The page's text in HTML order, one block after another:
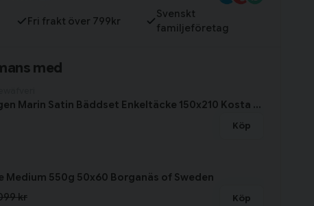
Fri frakt över 799kr
Svenskt
familjeföretag
med
Stormhagen Marin Satin Bäddset Enkeltäcke 150x210 Kosta Linnewäfveri
Köp
Medium 550g 50x60 Borganäs of Sweden
kr
Köp